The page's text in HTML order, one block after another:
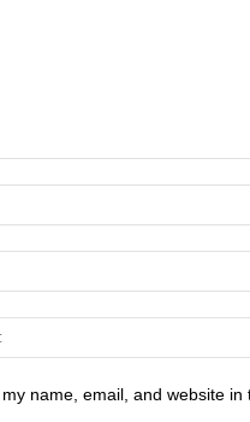
name, email, and website